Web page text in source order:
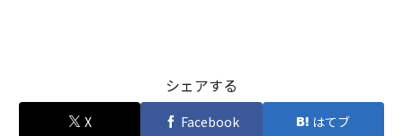
シェアする
X Facebook はてブ